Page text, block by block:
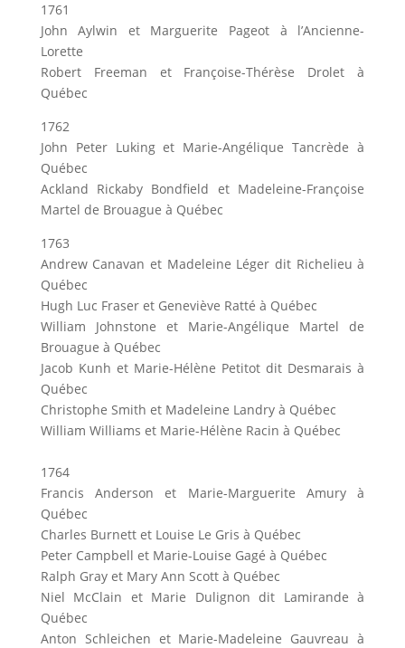
1761
John Aylwin et Marguerite Pageot à l’Ancienne-
Lorette
Robert Freeman et Françoise-Thérèse Drolet à
Québec
1762
John Peter Luking et Marie-Angélique Tancrède à
Québec
Ackland Rickaby Bondfield et Madeleine-Françoise
Martel de Brouague à Québec
1763
Andrew Canavan et Madeleine Léger dit Richelieu à
Québec
Hugh Luc Fraser et Geneviève Ratté à Québec
William Johnstone et Marie-Angélique Martel de
Brouague à Québec
Jacob Kunh et Marie-Hélène Petitot dit Desmarais à
Québec
Christophe Smith et Madeleine Landry à Québec
William Williams et Marie-Hélène Racin à Québec
1764
Francis Anderson et Marie-Marguerite Amury à
Québec
Charles Burnett et Louise Le Gris à Québec
Peter Campbell et Marie-Louise Gagé à Québec
Ralph Gray et Mary Ann Scott à Québec
Niel McClain et Marie Dulignon dit Lamirande à
Québec
Anton Schleichen et Marie-Madeleine Gauvreau à